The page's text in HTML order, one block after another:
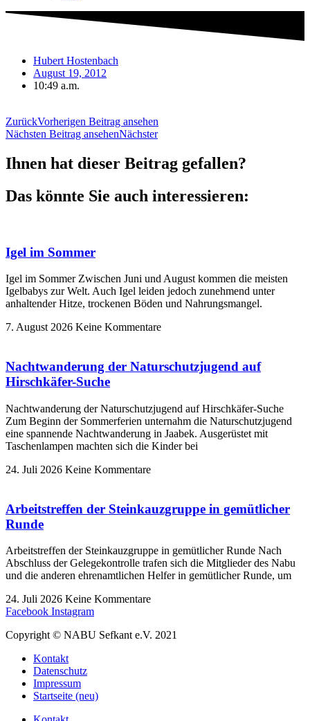
Hubert Hostenbach
August 19, 2012
10:49 a.m.
ZurückVorherigen Beitrag ansehen
Nächsten Beitrag ansehenNächster
Ihnen hat dieser Beitrag gefallen?
Das könnte Sie auch interessieren:
Igel im Sommer
Igel im Sommer Zwischen Juni und August kommen die meisten
Igelbabys zur Welt. Auch Igel leiden jedoch zunehmend unter
anhaltender Hitze, trockenen Böden und Nahrungsmangel.
7. August 2026 Keine Kommentare
Nachtwanderung der Naturschutzjugend auf
Hirschkäfer-Suche
Nachtwanderung der Naturschutzjugend auf Hirschkäfer-Suche
Zum Beginn der Sommerferien unternahm die Naturschutzjugend
eine spannende Nachtwanderung in Jaabek. Ausgerüstet mit
Taschenlampen machten sich die Kinder bei
24. Juli 2026 Keine Kommentare
Arbeitstreffen der Steinkauzgruppe in gemütlicher
Runde
Arbeitstreffen der Steinkauzgruppe in gemütlicher Runde Nach
Abschluss der Gelegekontrolle trafen sich die Mitglieder des Nabu
und die anderen ehrenamtlichen Helfer in gemütlicher Runde, um
24. Juli 2026 Keine Kommentare
Facebook Instagram
Copyright © NABU Sefkant e.V. 2021
Kontakt
Datenschutz
Impressum
Startseite (neu)